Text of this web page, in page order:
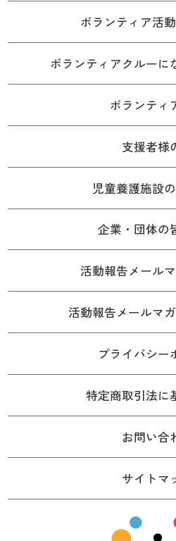
ボランティア活
ボランティアクルーに
ボランティ
支援者様
児童養護施設
企業・団体の
活動報告メール
活動報告メールマ
プライバシー
特定商取引法に
お問い合
サイトマ